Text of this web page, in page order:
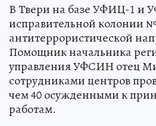
В Твери на базе УФИЦ-1 и
исправительной колонии
антитеррористической
Помощник начальника
управления УФСИН отец
сотрудниками центров
чем 40 осужденными к
работам.